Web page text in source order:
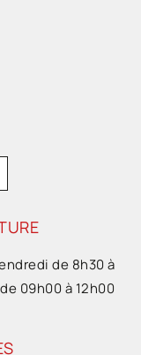
de 8h30 à
09h00 à 12h00